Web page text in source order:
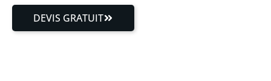
DEVIS GRATUIT